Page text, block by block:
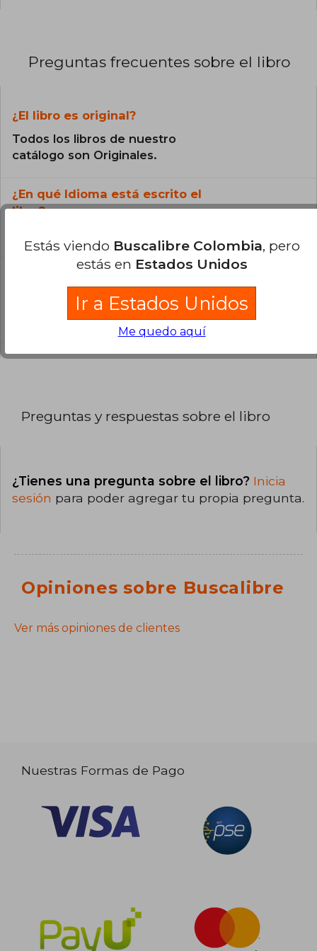
Preguntas frecuentes sobre el libro
¿El libro es original?
Todos los libros de nuestro
catálogo son Originales.
¿En qué Idioma está escrito el
libro?
La encuadernación de esta edición es Tapa
Preguntas y respuestas sobre el libro
¿Tienes una pregunta sobre el libro? Inicia
sesión para poder agregar tu propia pregunta.
Opiniones sobre Buscalibre
Ver más opiniones de clientes
Nuestras Formas de Pago
Estás viendo Buscalibre Colombia, pero
estás en Estados Unidos
Ir a Estados Unidos
Me quedo aquí